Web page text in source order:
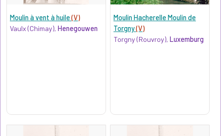
Moulin à vent à huile(V)
Vaulx (Chimay), Henegouwen
Moulin Hacherelle Moulin de
Torgny(V)
Torgny (Rouvroy),Luxemburg